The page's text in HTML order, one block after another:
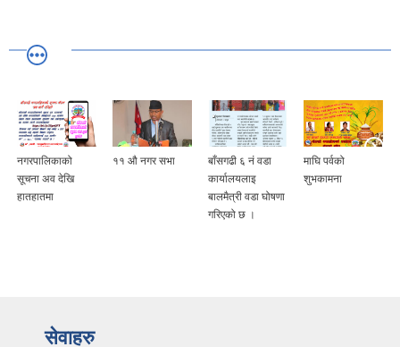
नगरपालिकाको
सूचना अव देखि
हातहातमा
११ औ नगर सभा
बाँसगढी ६ नं वडा
कार्यालयलाइ
बालमैत्री वडा घोषणा
गरिएको छ ।
माघि पर्वको
शुभकामना
सेवाहरु